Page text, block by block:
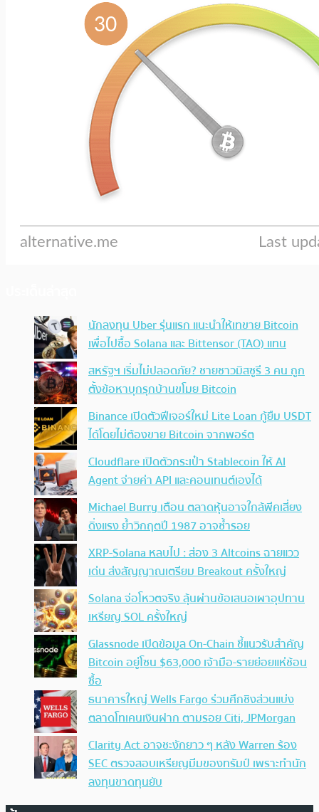
นักลงทุน Uber รุ่นแรก แนะนำให้เทขาย Bitcoin
เพื่อไปซื้อ Solana และ Bittensor (TAO) แทน
สหรัฐฯ เริ่มไม่ปลอดภัย? ชายชาวมิสซูรี 3 คน ถูก
ตั้งข้อหาบุกรุกบ้านขโมย Bitcoin
Binance เปิดตัวฟีเจอร์ใหม่ Lite Loan กู้ยืม USDT
ได้โดยไม่ต้องขาย Bitcoin จากพอร์ต
Cloudflare เปิดตัวกระเป๋า Stablecoin ให้ AI
Agent จ่ายค่า API และคอนเทนต์เองได้
Michael Burry เตือน ตลาดหุ้นอาจใกล้พีคเสี่ยง
ดิ่งแรง ย้ำวิกฤตปี 1987 อาจซ้ำรอย
XRP-Solana หลบไป : ส่อง 3 Altcoins ฉายแวว
เด่น ส่งสัญญาณเตรียม Breakout ครั้งใหญ่
Solana จ่อโหวตจริง ลุ้นผ่านข้อเสนอเผาอุปทาน
เหรียญ SOL ครั้งใหญ่
Glassnode เปิดข้อมูล On-Chain ชี้แนวรับสำคัญ
Bitcoin อยู่โซน $63,000 เจ้ามือ-รายย่อยแห่ช้อน
ซื้อ
ธนาคารใหญ่ Wells Fargo ร่วมศึกชิงส่วนแบ่ง
ตลาดโทเคนเงินฝาก ตามรอย Citi, JPMorgan
Clarity Act อาจชะงักยาว ๆ หลัง Warren ร้อง
SEC ตรวจสอบเหรียญมีมของทรัมป์ เพราะทำนัก
ลงทุนขาดทุนยับ